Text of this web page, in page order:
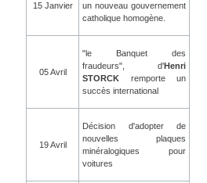
15 Janvier
un nouveau gouvernement
catholique homogène.
05 Avril
"le Banquet des
fraudeurs", d'Henri
STORCK remporte un
succès international
19 Avril
Décision d'adopter de
nouvelles plaques
minéralogiques pour
voitures